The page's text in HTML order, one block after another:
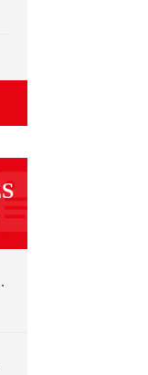
计优化